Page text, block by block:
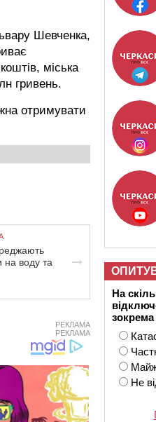
Шевченка,
міська
гривень.
отримувати
на воду та
РЕКЛАМА
РЕКЛАМА
На
Не